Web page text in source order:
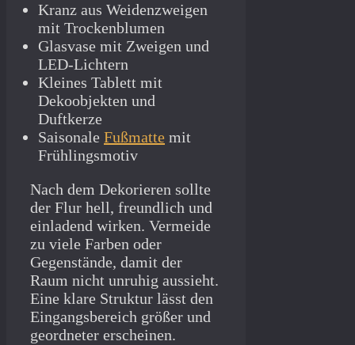
Kranz aus Weidenzweigen
mit Trockenblumen
Glasvase mit Zweigen und
LED-Lichtern
Kleines Tablett mit
Dekoobjekten und
Duftkerze
Saisonale Fußmatte mit
Frühlingsmotiv
Nach dem Dekorieren sollte
der Flur hell, freundlich und
einladend wirken. Vermeide
zu viele Farben oder
Gegenstände, damit der
Raum nicht unruhig aussieht.
Eine klare Struktur lässt den
Eingangsbereich größer und
geordneter erscheinen.